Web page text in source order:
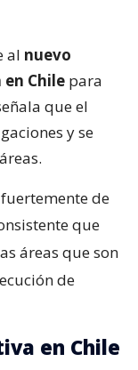
al nuevo
Chile para
que el
y se
de
que
áreas que son
de
en Chile